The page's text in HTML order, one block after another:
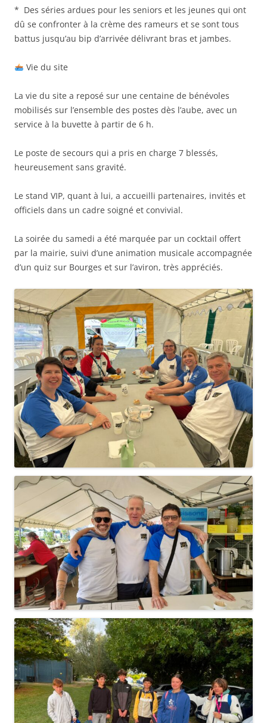
* Des séries ardues pour les seniors et les jeunes qui ont
dû se confronter à la crème des rameurs et se sont tous
battus jusqu’au bip d’arrivée délivrant bras et jambes.
Vie du site
La vie du site a reposé sur une centaine de bénévoles
mobilisés sur l’ensemble des postes dès l’aube, avec un
service à la buvette à partir de 6 h.
Le poste de secours qui a pris en charge 7 blessés,
heureusement sans gravité.
Le stand VIP, quant à lui, a accueilli partenaires, invités et
officiels dans un cadre soigné et convivial.
La soirée du samedi a été marquée par un cocktail offert
par la mairie, suivi d’une animation musicale accompagnée
d’un quiz sur Bourges et sur l’aviron, très appréciés.